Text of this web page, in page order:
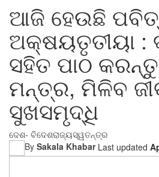
ଆଜି ହେଉଛି
ଅକ୍ଷୟତୃତୀୟା :
ସହିତ ପାଠ
ମନ୍ତ୍ର, ମିଳିବ
ସୁଖସମୃଦ୍ଧି
ଦେଶ- ବିଦେଶରାଜ୍ୟସ୍ୱତନ୍ତ୍ର
By Sakala Khabar Last updated